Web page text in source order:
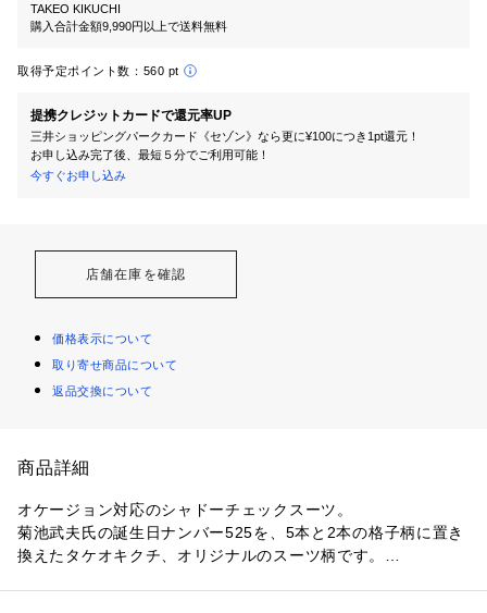
TAKEO KIKUCHI
購入合計金額9,990円以上で送料無料
取得予定ポイント数： 560 pt
提携クレジットカードで還元率UP
三井ショッピングパークカード《セゾン》なら更に¥100につき1pt還元！
お申し込み完了後、最短５分でご利用可能！
今すぐお申し込み
店舗在庫を確認
価格表示について
取り寄せ商品について
返品交換について
商品詳細
オケージョン対応のシャドーチェックスーツ。
菊池武夫氏の誕生日ナンバー525を、5本と2本の格子柄に置き
換えたタケオキクチ、オリジナルのスーツ柄です。